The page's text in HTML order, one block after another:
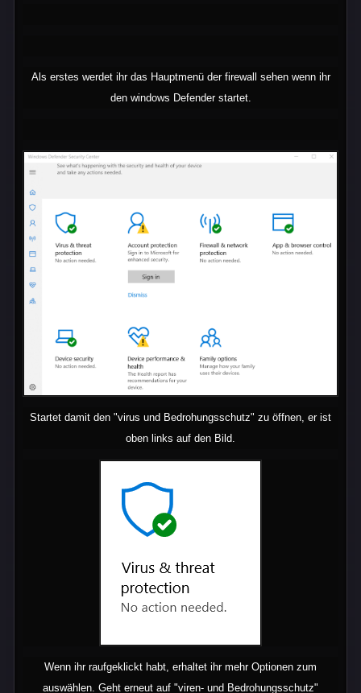
Als erstes werdet ihr das Hauptmenü der firewall sehen wenn ihr
den windows Defender startet.
Startet damit den "virus und Bedrohungsschutz" zu öffnen, er ist
oben links auf den Bild.
Wenn ihr raufgeklickt habt, erhaltet ihr mehr Optionen zum
auswählen. Geht erneut auf "viren- und Bedrohungsschutz"